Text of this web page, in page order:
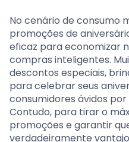
No cenário de consumo
promoções de
eficaz para economizar
compras inteligentes.
descontos especiais,
para celebrar seus
consumidores ávidos
Contudo, para tirar o
promoções e garantir
verdadeiramente